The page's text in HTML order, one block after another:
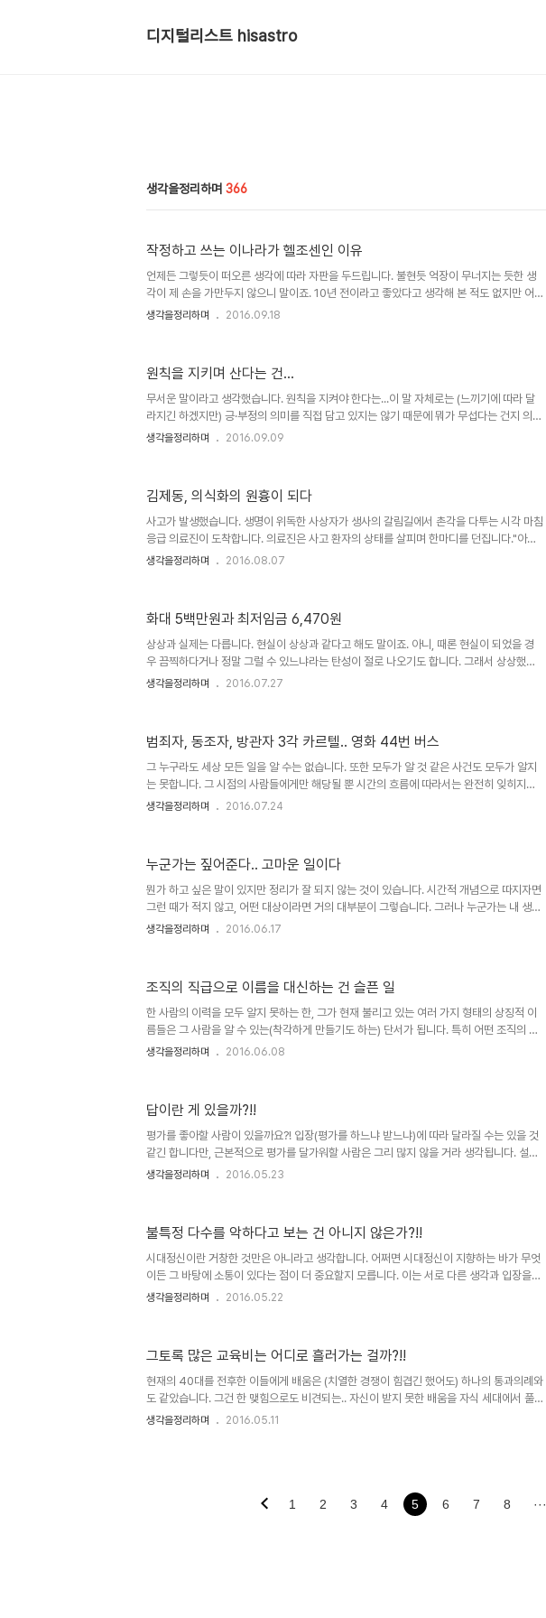
디지털리스트 hisastro
생각을정리하며 366
작정하고 쓰는 이나라가 헬조센인 이유
언제든 그렇듯이 떠오른 생각에 따라 자판을 두드립니다. 불현듯 억장이 무너지는 듯한 생
각이 제 손을 가만두지 않으니 말이죠. 10년 전이라고 좋았다고 생각해 본 적도 없지만 어
느새 그래도 그때가 좋았다는 말도 안 되는 생각으로 기우는 게 마뜩잖기도 하구요. 벌써
가에 따라 주어지는) 것이 아니라 만드는 것이다라고... 잘 해줬다고 우기면 잘해준 게 되는
가? 브라질의 룰라가, 그 같은 정권이 탄핵을 당한 데는 브라질 국민의 책임도 무시할 ..
생각을정리하며 2016.09.18
원칙을 지키며 산다는 건...
무서운 말이라고 생각했습니다. 원칙을 지켜야 한다는...이 말 자체로는 (느끼기에 따라 달
라지긴 하겠지만) 긍·부정의 의미를 직접 담고 있지는 않기 때문에 뭐가 무섭다는 건지 의아
할 수 있습니다. 마치 염력이나 관심법과 같은 고차원적 능력을 통해 제 머릿속을 훤히 들여
다거나 일관성을 가져야 한다는 얘기 자체로 이성을 지닌 사람이라면 반드시 그래야만 하는
것으로 인식하게 되죠. 제가 "원칙을 지켜야 한다"는 말이 무섭다고 하는 건 그러한 인식으..
생각을정리하며 2016.09.09
김제동, 의식화의 원흉이 되다
사고가 발생했습니다. 생명이 위독한 사상자가 생사의 갈림길에서 촌각을 다투는 시각 마침
응급 의료진이 도착합니다. 의료진은 사고 환자의 상태를 살피며 한마디를 던집니다."아직
의식이 살아 있습니다. 빠른 조치를 취해야만 합니다." 상황에 따라 사용되어지는 단어 "의
성" 또한 "불확실"과 다르다고 하죠? 뭐~ 전 잘 모르겠습니다만... ㅠ.ㅠ 1974년 6월 ‘창비
신서’ 제4권 "전환시대의 논리"라는 제목으로 책 한권이 출간 됩니다. 많..
생각을정리하며 2016.08.07
화대 5백만원과 최저임금 6,470원
상상과 실제는 다릅니다. 현실이 상상과 같다고 해도 말이죠. 아니, 때론 현실이 되었을 경
우 끔찍하다거나 정말 그럴 수 있느냐라는 탄성이 절로 나오기도 합니다. 그래서 상상했던
일이 실제 일어나는 건 다를 수밖에 없는 겁니다. 상상은 한계가 없지만 한계가 분명해 보이
죠. 영화 내부자를 본 많은 사람들은 상상의 결과물이라도 그것이 너무도 현실적인 정황들
을 바탕으로 만들어진 연출이라는 점에서 적잖이 놀라움을 감추지 못했습니다. 하지만 그건
어디까지나 상..
생각을정리하며 2016.07.27
범죄자, 동조자, 방관자 3각 카르텔.. 영화 44번 버스
그 누구라도 세상 모든 일을 알 수는 없습니다. 또한 모두가 알 것 같은 사건도 모두가 알지
는 못합니다. 그 시점의 사람들에게만 해당될 뿐 시간의 흐름에 따라서는 완전히 잊히지는
않을지라도 모든 이가 기억하지는 못 할 것이기 때문입니다. 하지만 세상의 일이라고 하는,
스"와 관련된 내용입니다. 전해 들은 이야기와 영화가 말하고자 하는 바는 사람들이 살아가
는 세상에서 벌어진 사건과 사고가 지닌, 그중에서도 사람들의 생각과 행동으로 변화될 수
도 있었던, ..
생각을정리하며 2016.07.24
누군가는 짚어준다.. 고마운 일이다
뭔가 하고 싶은 말이 있지만 정리가 잘 되지 않는 것이 있습니다. 시간적 개념으로 따지자면
그런 때가 적지 않고, 어떤 대상이라면 거의 대부분이 그렇습니다. 그러나 누군가는 내 생각
과 어느정도 일치하는 이야기을 잘 짚어 주기도 합니다. 고마운 일이죠. 예전에는 환경적으
을까라고 자기 위안을 갖기도 합니다. 하지만 인터넷이 없었던들 상상 조차 할 수 없었을 것
임을 인정합니다. 인터넷(정확히는 SNS, 더 정확히는 페이스북)을 통해 접하게 된 "남자..
생각을정리하며 2016.06.17
조직의 직급으로 이름을 대신하는 건 슬픈 일
한 사람의 이력을 모두 알지 못하는 한, 그가 현재 불리고 있는 여러 가지 형태의 상징적 이
름들은 그 사람을 알 수 있는(착각하게 만들기도 하는) 단서가 됩니다. 특히 어떤 조직의 직
급이 그렇습니다. 언젠가는 그 직급 조차도 당연히 그런 줄 알았던 때도 있었죠. 하지만 그
던 이가 얼마나 있었을까요?! 결론적으로 그 자리에 올랐다는 것에 그만에, 그만한 이유가
있었을 것이라고 생각하지 않았을까라는 겁니다. 그나마 다행스러운 건 그를 위해서도, 연
관..
생각을정리하며 2016.06.08
답이란 게 있을까?!!
평가를 좋아할 사람이 있을까요?! 입장(평가를 하느냐 받느냐)에 따라 달라질 수는 있을 것
같긴 합니다만, 근본적으로 평가를 달가워할 사람은 그리 많지 않을 거라 생각됩니다. 설사
어느 정도 그 필요성을 느낀다 하더라도 보다 깊이 평가의 본질을 따져보고 그 성격을 고민
다. 이미지 출처: fr.linkedin.com 아주 많은 날을 살았다고 할 순 없지만 현재까지 겪고 있
는 삶 속의 현상들을 통틀어 확신하게 된 것 중 하나는 보편적으로 요구되..
생각을정리하며 2016.05.23
불특정 다수를 악하다고 보는 건 아니지 않은가?!!
시대정신이란 거창한 것만은 아니라고 생각합니다. 어쩌면 시대정신이 지향하는 바가 무엇
이든 그 바탕에 소통이 있다는 점이 더 중요할지 모릅니다. 이는 서로 다른 생각과 입장을
받어들이진 않는다고 해도 이해의 여지 또는 고려하고 배려할 수는 있어야 한다 것을 의미
고 이해하려 노력해야 한다고 봅니다. 그건 남자나 여자를 구분하지 않는 것에서 출발한다
고 믿습니다. 다만, 현실 속 기울어진 기형적 수평의 추를 생각할 때 최근 관심이 모아진 강
남역 사건은..
생각을정리하며 2016.05.22
그토록 많은 교육비는 어디로 흘러가는 걸까?!!
현재의 40대를 전후한 이들에게 배움은 (치열한 경쟁이 힘겹긴 했어도) 하나의 통과의례와
도 같았습니다. 그건 한 맺힘으로도 비견되는.. 자신이 받지 못한 배움을 자식 세대에서 풀
고자 했던 그 부모 세대가 지녔던 교육에 대한 대리 만족적 욕망 때문이기도 했습니다. 우골
너무 달라 보입니다. 우선 과거와 교육을 바라보는 시각에 차이는 있으나 아직 자식 세대의
생각을정리하며 2016.05.11
1 2 3 4 5 6 7 8 ···